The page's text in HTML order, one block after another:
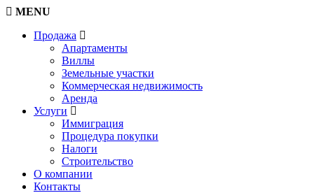
MENU
Продажа
Апартаменты
Виллы
Земельные участки
Коммерческая недвижимость
Аренда
Услуги
Иммиграция
Процедура покупки
Налоги
Строительство
О компании
Контакты